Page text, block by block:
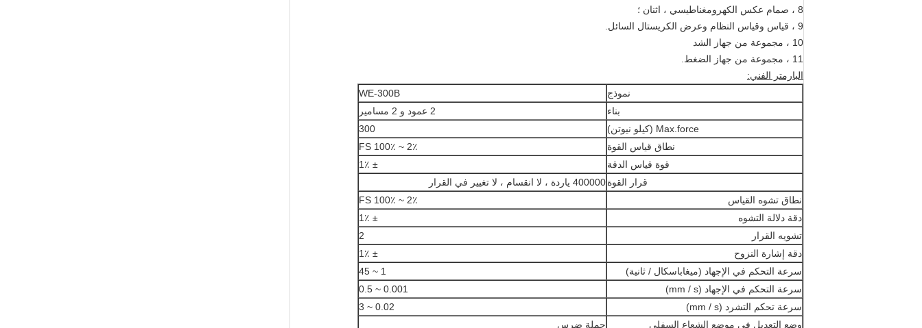
8 ، صمام عكس الكهرومغناطيسي ، اثنان ؛
9 ، قياس وقياس النظام وعرض الكريستال السائل.
10 ، مجموعة من جهاز الشد
11 ، مجموعة من جهاز الضغط.
البارمتر الفني:
نموذج
WE-300B
بناء
2 عمود و 2 مسامير
Max.force (كيلو نيوتن)
300
نطاق قياس القوة
2٪ ~ 100٪ FS
قوة قياس الدقة
± 1٪
قرار القوة400000 ياردة ، لا انقسام ، لا تغيير في القرار
نطاق تشوه القياس
2٪ ~ 100٪ FS
دقة دلالة التشوه
± 1٪
تشويه القرار
2
دقة إشارة النزوح
± 1٪
سرعة التحكم في الإجهاد (ميغاباسكال / ثانية)
1 ~ 45
سرعة التحكم في الإجهاد (mm / s)
0.001 ~ 0.5
سرعة تحكم التشرد (mm / s)
0.02 ~ 3
وضع التعديل في موضع الشعاع السفلي
حملة ضرس